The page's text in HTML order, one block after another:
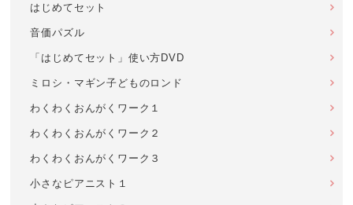
はじめてセット
音価パズル
「はじめてセット」使い方DVD
ミロシ・マギン子どものロンド
わくわくおんがくワーク１
わくわくおんがくワーク２
わくわくおんがくワーク３
小さなピアニスト１